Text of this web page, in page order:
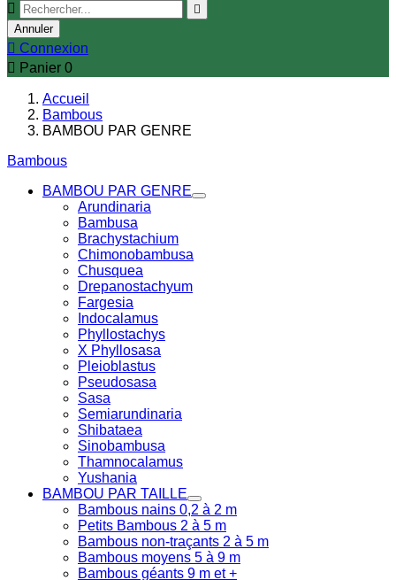


Annuler
 Connexion
 Panier 0
Accueil
Bambous
BAMBOU PAR GENRE
Bambous
BAMBOU PAR GENRE
Arundinaria
Bambusa
Brachystachium
Chimonobambusa
Chusquea
Drepanostachyum
Fargesia
Indocalamus
Phyllostachys
X Phyllosasa
Pleioblastus
Pseudosasa
Sasa
Semiarundinaria
Shibataea
Sinobambusa
Thamnocalamus
Yushania
BAMBOU PAR TAILLE
Bambous nains 0,2 à 2 m
Petits Bambous 2 à 5 m
Bambous non-traçants 2 à 5 m
Bambous moyens 5 à 9 m
Bambous géants 9 m et +